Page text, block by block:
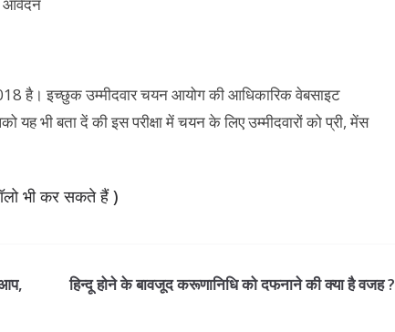
है। इच्छुक उम्मीदवार चयन आयोग की आधिकारिक वेबसाइट
बता दें की इस परीक्षा में चयन के लिए उम्मीदवारों को प्री, मेंस
भी कर सकते हैं )
हिन्दू होने के बावजूद करूणानिधि को दफनाने की क्‍या है वजह ?